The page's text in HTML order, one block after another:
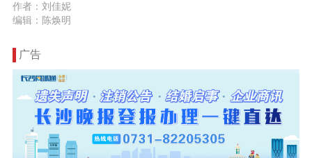
作者：刘佳妮
编辑：陈焕明
广告